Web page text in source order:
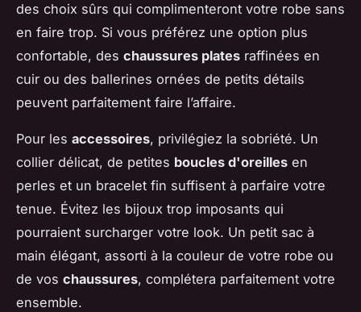
des choix sûrs qui complimenteront votre robe sans
en faire trop. Si vous préférez une option plus
confortable, des chaussures plates raffinées en
cuir ou des ballerines ornées de petits détails
peuvent parfaitement faire l’affaire.
Pour les accessoires, privilégiez la sobriété. Un
collier délicat, de petites boucles d'oreilles en
perles et un bracelet fin suffisent à parfaire votre
tenue. Évitez les bijoux trop imposants qui
pourraient surcharger votre look. Un petit sac à
main élégant, assorti à la couleur de votre robe ou
de vos chaussures, complétera parfaitement votre
ensemble.